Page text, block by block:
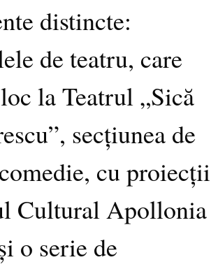
distincte:
de teatru, care
la Teatrul „Sică
secțiunea de
cu proiecții
Cultural Apollonia
o serie de